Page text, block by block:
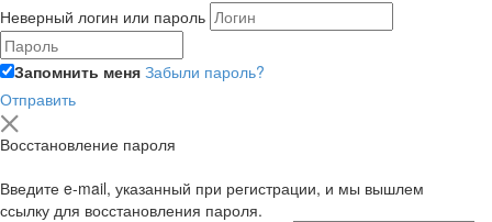
Неверный логин или пароль
Запомнить меня Забыли пароль?
Отправить
Восстановление пароля
Введите e-mail, указанный при регистрации, и мы вышлем
ссылку для восстановления пароля.